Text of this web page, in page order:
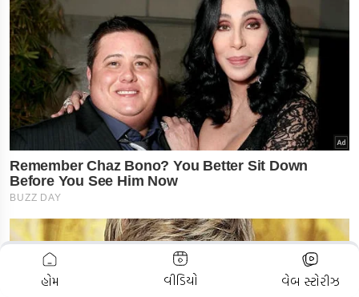
ADVERTISEMENT
હોમ વીડિયો વેબ સ્ટોરીઝ